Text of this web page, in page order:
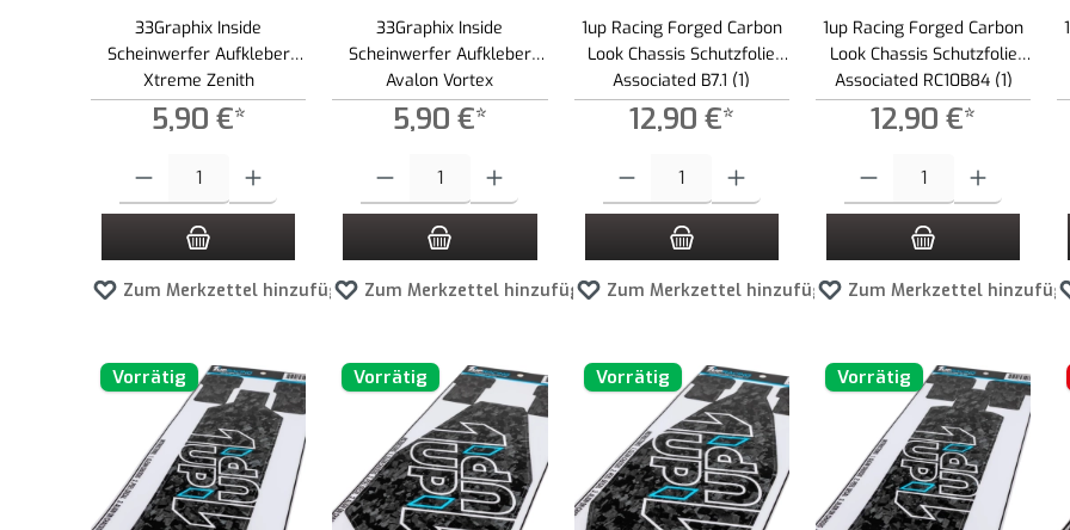
33Graphix Inside
Scheinwerfer Aufkleber
Xtreme Zenith
5,90 €*
Zum Merkzettel hinzufügen
33Graphix Inside
Scheinwerfer Aufkleber
Avalon Vortex
5,90 €*
Zum Merkzettel hinzufügen
1up Racing Forged Carbon
Look Chassis Schutzfolie
Associated B7.1 (1)
12,90 €*
Produkt Anzahl: Gib den gewünschten Wert ein oder benutze die
Zum Merkzettel hinzufügen
1up Racing Forged Carbon
Look Chassis Schutzfolie
Associated RC10B84 (1)
12,90 €*
Produkt Anzahl: Gib den
Zum Merkzettel
Vorrätig Vorrätig Vorrätig Vorrätig